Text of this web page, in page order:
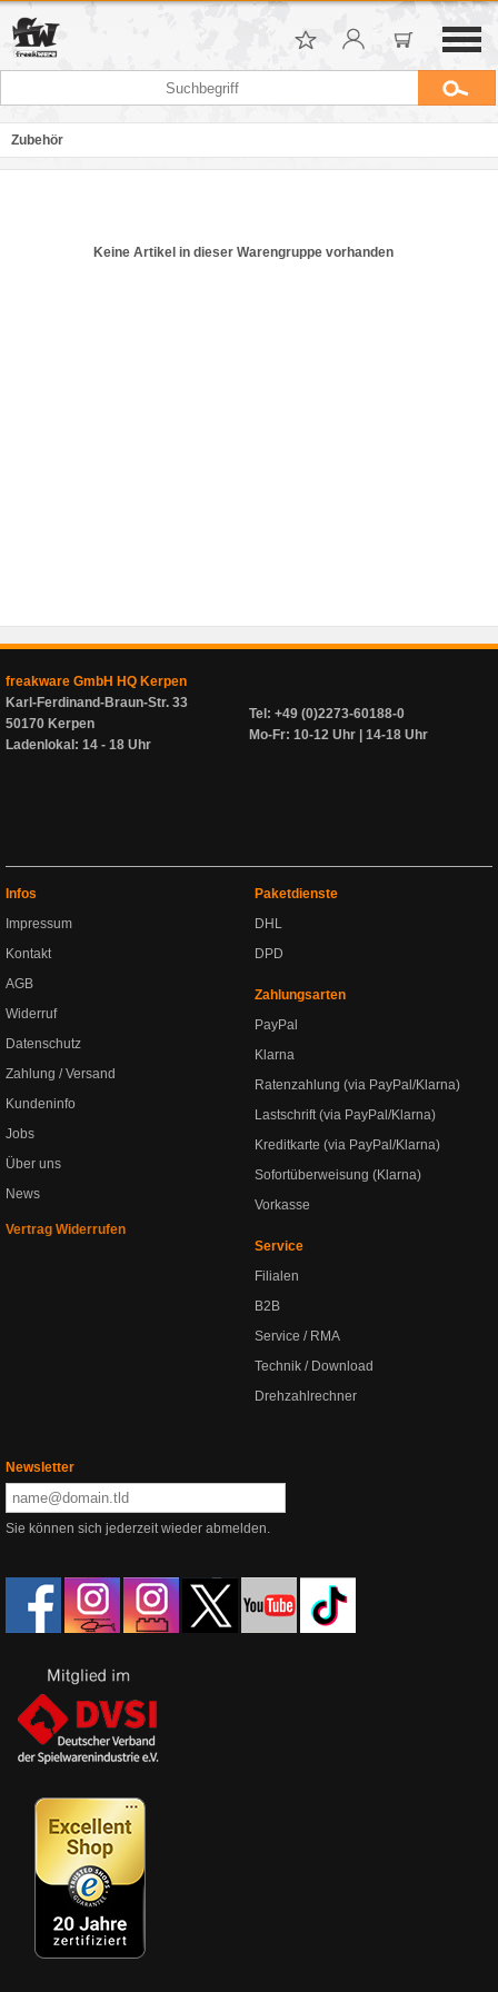
Zubehör
Keine Artikel in dieser Warengruppe vorhanden
freakware GmbH HQ Kerpen
Karl-Ferdinand-Braun-Str. 33
50170 Kerpen
Ladenlokal: 14 - 18 Uhr
Tel: +49 (0)2273-60188-0
Mo-Fr: 10-12 Uhr | 14-18 Uhr
Infos
Impressum
Kontakt
AGB
Widerruf
Datenschutz
Zahlung / Versand
Kundeninfo
Jobs
Über uns
News
Vertrag Widerrufen
Paketdienste
DHL
DPD
Zahlungsarten
PayPal
Klarna
Ratenzahlung (via PayPal/Klarna)
Lastschrift (via PayPal/Klarna)
Kreditkarte (via PayPal/Klarna)
Sofortüberweisung (Klarna)
Vorkasse
Service
Filialen
B2B
Service / RMA
Technik / Download
Drehzahlrechner
Newsletter
Sie können sich jederzeit wieder abmelden.